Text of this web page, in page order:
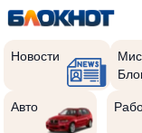
Новости
Авто